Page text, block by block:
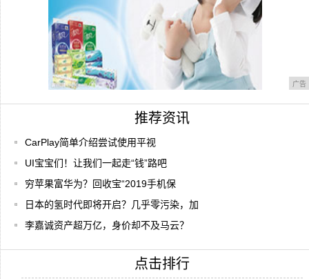
广告
推荐资讯
CarPlay简单介绍尝试使用平视
UI宝宝们！让我们一起走“钱”路吧
穷苹果富华为？回收宝“2019手机保
日本的氢时代即将开启？几乎零污染，加
李嘉诚资产超万亿，身价却不及马云？
点击排行